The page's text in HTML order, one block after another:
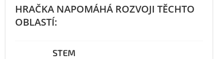
STEM